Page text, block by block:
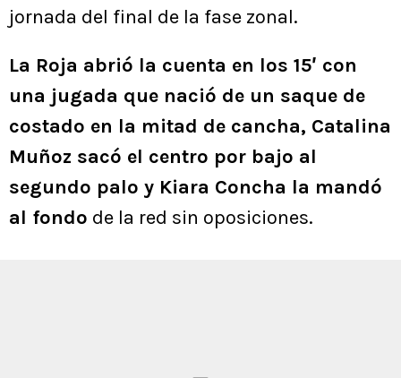
jornada del final de la fase zonal.
La Roja abrió la cuenta en los 15′ con
una jugada que nació de un saque de
costado en la mitad de cancha, Catalina
Muñoz sacó el centro por bajo al
segundo palo y Kiara Concha la mandó
al fondo de la red sin oposiciones.